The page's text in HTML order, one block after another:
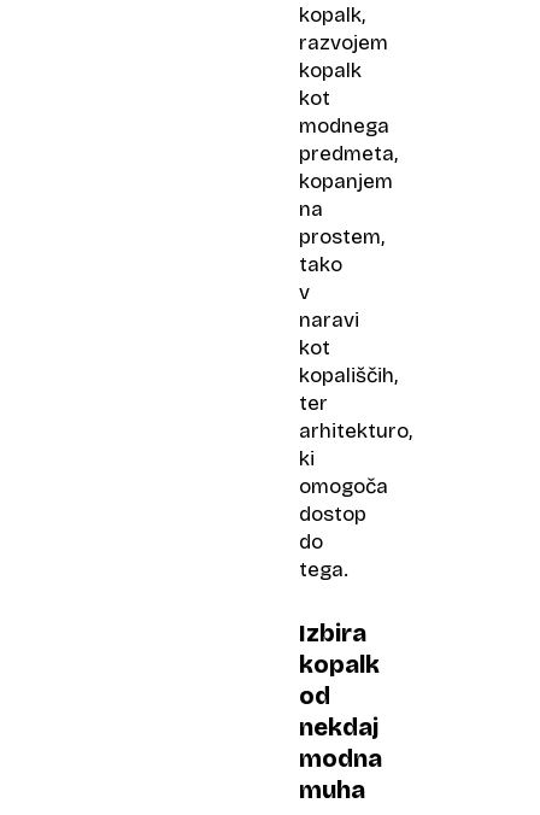
kopalk,
razvojem
kopalk
kot
modnega
predmeta,
kopanjem
na
prostem,
tako
v
naravi
kot
kopališčih,
ter
arhitekturo,
ki
omogoča
dostop
do
tega.
Izbira
kopalk
od
nekdaj
modna
muha